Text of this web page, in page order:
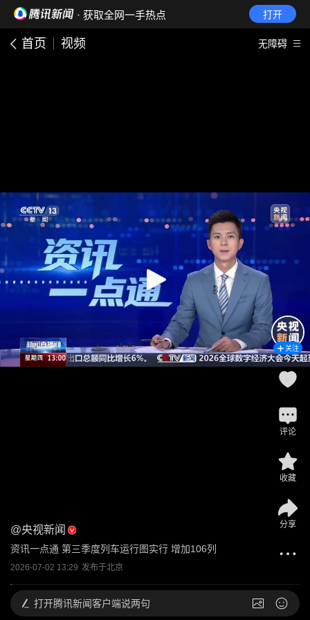
· 获取全网一手热点 打开
首页 视频 无障碍
@央视新闻
资讯一点通 第三季度列车运行图实行 增加106列
2026-07-02 13:29 发布于北京
关注
评论
收藏
分享
打开腾讯新闻客户端说两句